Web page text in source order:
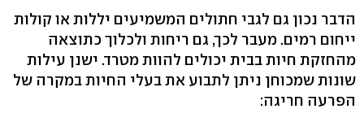
הדבר נכון גם לגבי חתולים המשמיעים יללות או קולות
ייחום רמים. מעבר לכך, גם ריחות ולכלוך כתוצאה
מהחזקת חיות בבית יכולים להוות מטרד. ישנן עילות
שונות שמכוחן ניתן לתבוע את בעלי החיות במקרה של
הפרעה חריגה: